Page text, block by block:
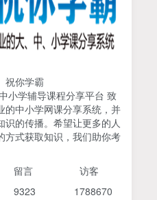
全解》2025-2026七八九
2026版《浙大优辅》数学公
式定理导引（小学+初中+高
中全套）PDF
3个月前 497人已阅读
（分龄版/年龄阶段分类）
4个月前 487人已阅读
霸
小学辅导课程分享平台 致
的中小学网课分享系统，并
识的传播。希望让更多的人
方式获取知识，我们助你考
留言 访客
9323 1788670